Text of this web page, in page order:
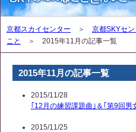
京都スカイセンター ＞ 京都SKYセ
こと
＞ 2015年11月の記事一覧
2015年11月の記事一覧
2015/11/28
｢12月の練習課題曲｣＆｢第9回男
2015/11/25